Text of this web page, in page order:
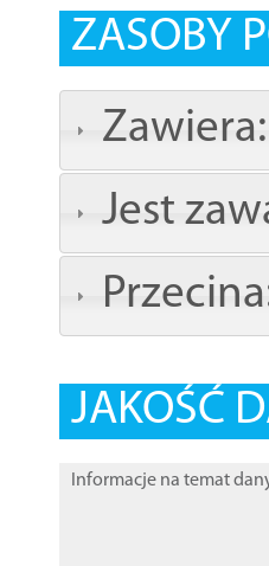
ZASOBY
Zawiera:
Jest
JAKOŚĆ
Informacje na temat